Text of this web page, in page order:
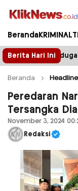
Kliknews.co.id
Beranda KRIMINAL
Berita Hari Ini
tower
Beranda Headline
Peredaran
Tersangka
November 3, 2024
Redaksi